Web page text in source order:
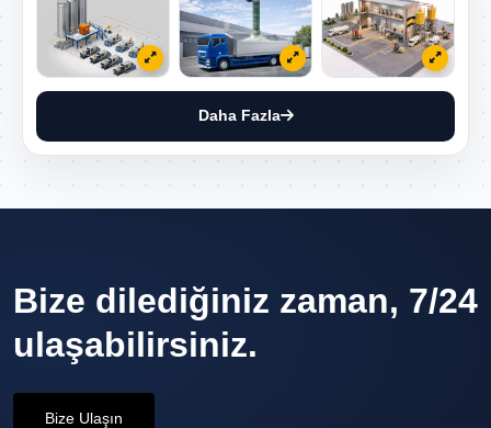
Daha Fazla
Bize dilediğiniz zaman, 7/24
ulaşabilirsiniz.
Bize Ulaşın